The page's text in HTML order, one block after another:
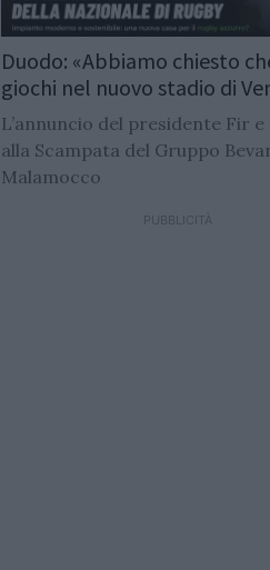
Duodo: «Abbiamo chiesto
giochi nel nuovo stadio di
L’annuncio del presidente Fir
alla Scampata del Gruppo
Malamocco